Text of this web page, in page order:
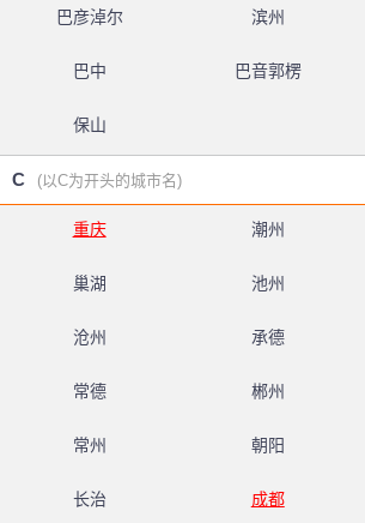
巴彦淖尔 滨州
巴中 巴音郭楞
保山
C (以C为开头的城市名)
重庆 潮州
巢湖 池州
沧州 承德
常德 郴州
常州 朝阳
长治 成都